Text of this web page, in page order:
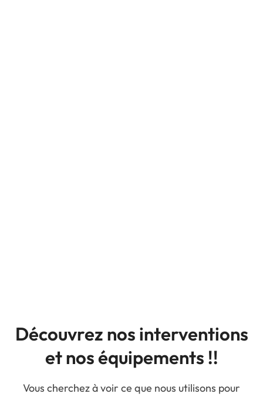
Découvrez nos interventions
et nos équipements !!
Vous cherchez à voir ce que nous utilisons pour